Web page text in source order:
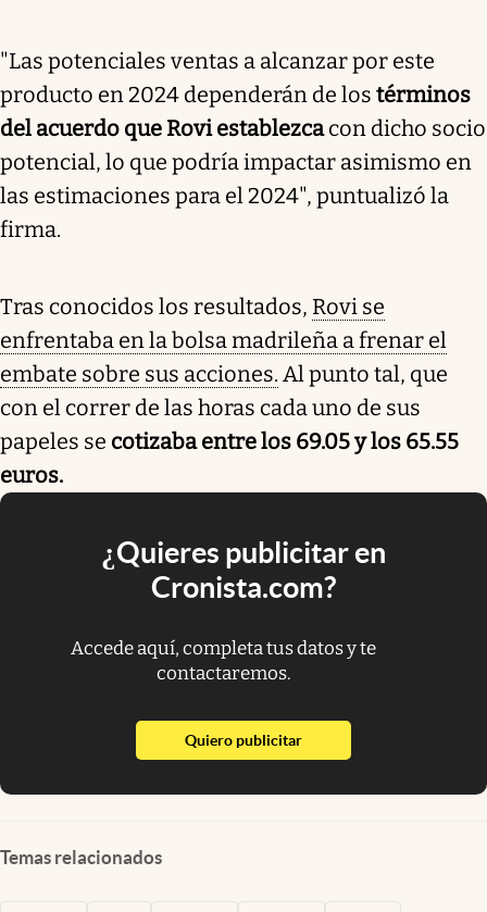
"Las potenciales ventas a alcanzar por este
producto en 2024 dependerán de los términos
del acuerdo que Rovi establezcacon dicho socio
potencial, lo que podría impactar asimismo en
las estimaciones para el 2024", puntualizó la
firma.
Tras conocidos los resultados, Rovi se
enfrentaba en la bolsa madrileña a frenar el
embate sobre sus acciones. Al punto tal, que
con el correr de las horas cada uno de sus
papeles se cotizaba entre los 69.05 y los 65.55
euros.
¿Quieres publicitar en
Cronista.com?
Accede aquí, completa tus datos y te
contactaremos.
Quiero publicitarabre en nueva pestaña
Temas relacionados